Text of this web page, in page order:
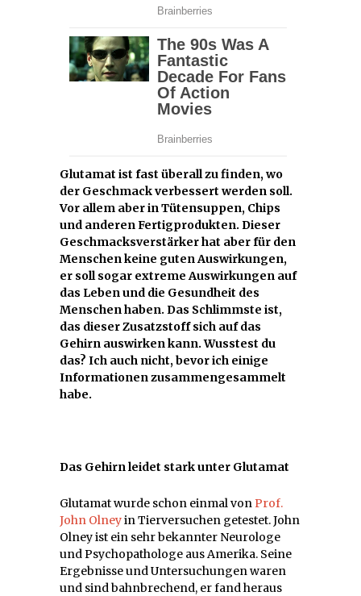
Glutamat ist fast überall zu finden, wo
der Geschmack verbessert werden soll.
Vor allem aber in Tütensuppen, Chips
und anderen Fertigprodukten. Dieser
Geschmacksverstärker hat aber für den
Menschen keine guten Auswirkungen,
er soll sogar extreme Auswirkungen auf
das Leben und die Gesundheit des
Menschen haben. Das Schlimmste ist,
das dieser Zusatzstoff sich auf das
Gehirn auswirken kann. Wusstest du
das? Ich auch nicht, bevor ich einige
Informationen zusammengesammelt
habe.
Das Gehirn leidet stark unter Glutamat
Glutamat wurde schon einmal vonProf.
John Olneyin Tierversuchen getestet. John
Olney ist ein sehr bekannter Neurologe
und Psychopathologe aus Amerika. Seine
Ergebnisse und Untersuchungen waren
und sind bahnbrechend, er fand heraus